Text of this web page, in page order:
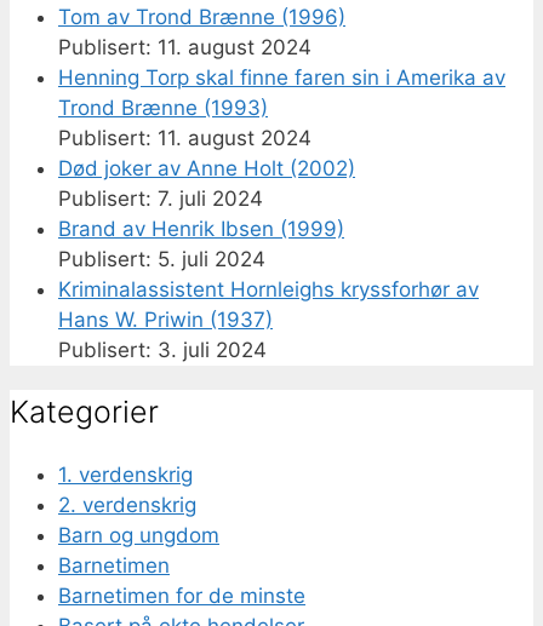
Tom av Trond Brænne (1996)
11. august 2024
Henning Torp skal finne faren sin i Amerika av
Trond Brænne (1993)
11. august 2024
Død joker av Anne Holt (2002)
7. juli 2024
Brand av Henrik Ibsen (1999)
5. juli 2024
Kriminalassistent Hornleighs kryssforhør av
Hans W. Priwin (1937)
3. juli 2024
Kategorier
1. verdenskrig
2. verdenskrig
Barn og ungdom
Barnetimen
Barnetimen for de minste